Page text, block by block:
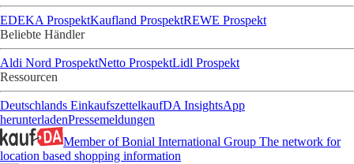
EDEKA ProspektKaufland ProspektREWE Prospekt
Beliebte Händler
Aldi Nord ProspektNetto ProspektLidl Prospekt
Ressourcen
Deutschlands EinkaufszettelkaufDA InsightsApp
herunterladenPressemeldungen
Member of Bonial International Group The network for
location based shopping information